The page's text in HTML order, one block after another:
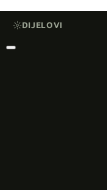
DIJELOVI